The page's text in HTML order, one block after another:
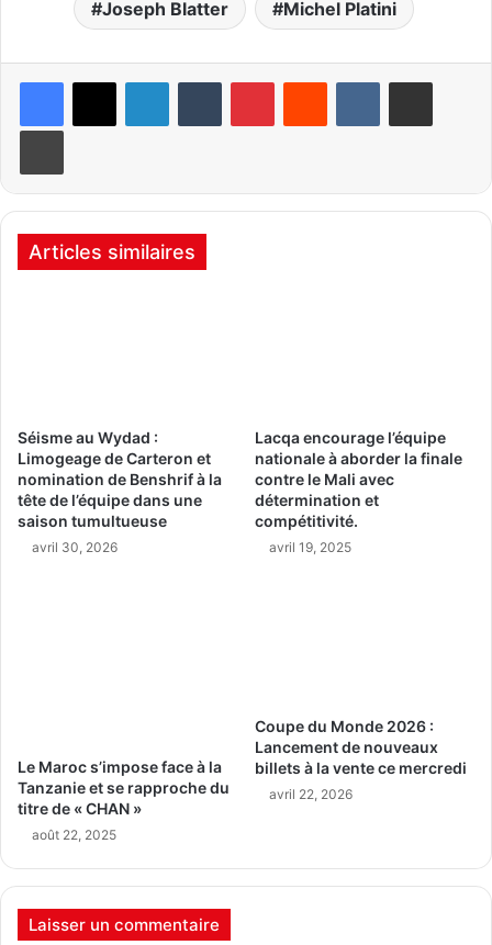
Joseph Blatter Michel Platini
Articles similaires
Séisme au Wydad :
Limogeage de Carteron et
nomination de Benshrif à la
tête de l’équipe dans une
saison tumultueuse
avril 30, 2026
Lacqa encourage l’équipe
nationale à aborder la finale
contre le Mali avec
détermination et
compétitivité.
avril 19, 2025
Le Maroc s’impose face à la
Tanzanie et se rapproche du
titre de « CHAN »
août 22, 2025
Coupe du Monde 2026 :
Lancement de nouveaux
billets à la vente ce mercredi
avril 22, 2026
Laisser un commentaire